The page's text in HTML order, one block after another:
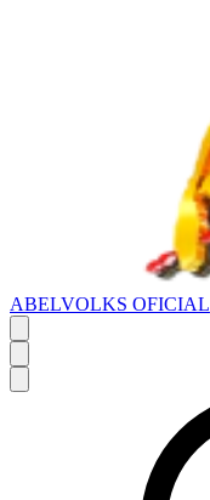
ABELVOLKS OFICIAL